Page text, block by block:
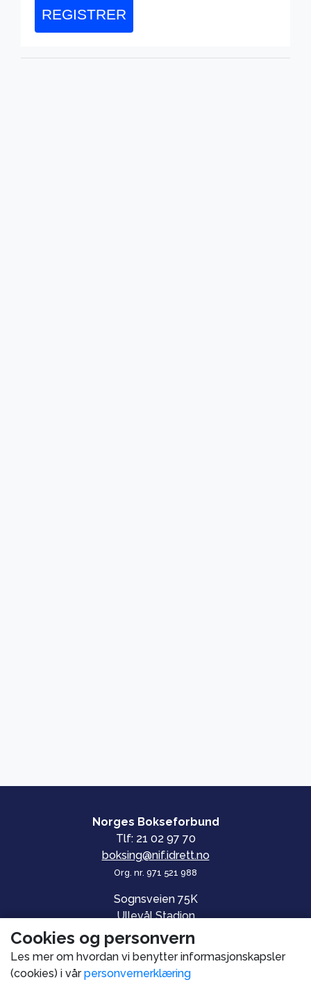
REGISTRER
Norges Bokseforbund
Tlf: 21 02 97 70
boksing@nif.idrett.no
Org. nr. 971 521 988
Sognsveien 75K
Ullevål Stadion
0840 OSLO
© Norges Bokseforbund
Personvern og informasjonskapsler
Cookies og personvern
Les mer om hvordan vi benytter informasjonskapsler
(cookies) i vårpersonvernerklæring